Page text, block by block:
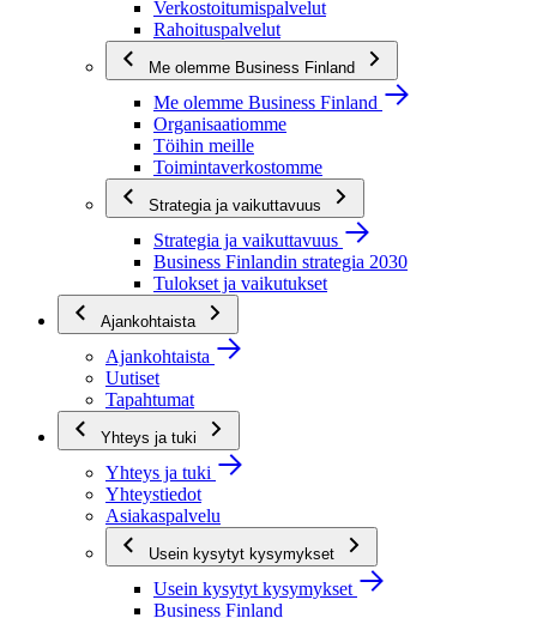
Verkostoitumispalvelut
Rahoituspalvelut
Me olemme Business Finland
Me olemme Business Finland
Organisaatiomme
Töihin meille
Toimintaverkostomme
Strategia ja vaikuttavuus
Strategia ja vaikuttavuus
Business Finlandin strategia 2030
Tulokset ja vaikutukset
Ajankohtaista
Ajankohtaista
Uutiset
Tapahtumat
Yhteys ja tuki
Yhteys ja tuki
Yhteystiedot
Asiakaspalvelu
Usein kysytyt kysymykset
Usein kysytyt kysymykset
Business Finland